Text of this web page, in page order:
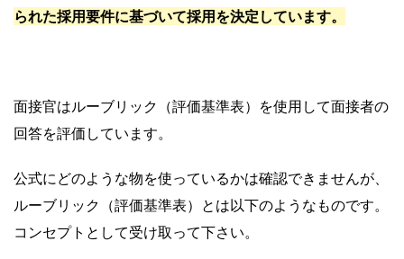
られた採用要件に基づいて採用を決定しています。
面接官はルーブリック（評価基準表）を使用して面接者の
回答を評価しています。
公式にどのような物を使っているかは確認できませんが、
ルーブリック（評価基準表）とは以下のようなものです。
コンセプトとして受け取って下さい。